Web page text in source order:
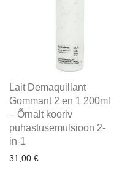
Lait Demaquillant
Gommant 2 en 1 200ml
– Õrnalt kooriv
puhastusemulsioon 2-
in-1
31,00 €